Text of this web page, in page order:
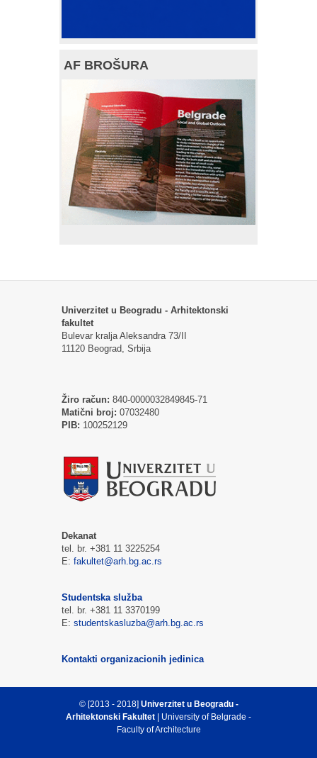
AF BROŠURA
Univerzitet u Beogradu - Arhitektonski
fakultet
Bulevar kralja Aleksandra 73/II
11120 Beograd, Srbija
Žiro račun: 840-0000032849845-71
Matični broj: 07032480
PIB: 100252129
Dekanat
tel. br. +381 11 3225254
E: fakultet@arh.bg.ac.rs
Studentska služba
tel. br. +381 11 3370199
E: studentskasluzba@arh.bg.ac.rs
Kontakti organizacionih jedinica
© [2013 - 2018] Univerzitet u Beogradu -
Arhitektonski Fakultet | University of Belgrade -
Faculty of Architecture